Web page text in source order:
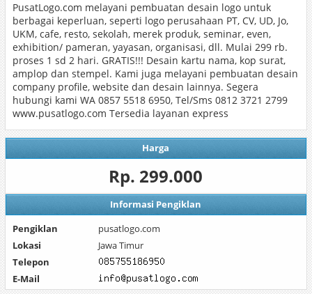
PusatLogo.com melayani pembuatan desain logo untuk
berbagai keperluan, seperti logo perusahaan PT, CV, UD, Jo,
UKM, cafe, resto, sekolah, merek produk, seminar, even,
exhibition/ pameran, yayasan, organisasi, dll. Mulai 299 rb.
proses 1 sd 2 hari. GRATIS!!! Desain kartu nama, kop surat,
amplop dan stempel. Kami juga melayani pembuatan desain
company profile, website dan desain lainnya. Segera
hubungi kami WA 0857 5518 6950, Tel/Sms 0812 3721 2799
www.pusatlogo.com Tersedia layanan express
Harga
Rp. 299.000
Informasi Pengiklan
Pengiklan
pusatlogo.com
Lokasi
Jawa Timur
Telepon
E-Mail